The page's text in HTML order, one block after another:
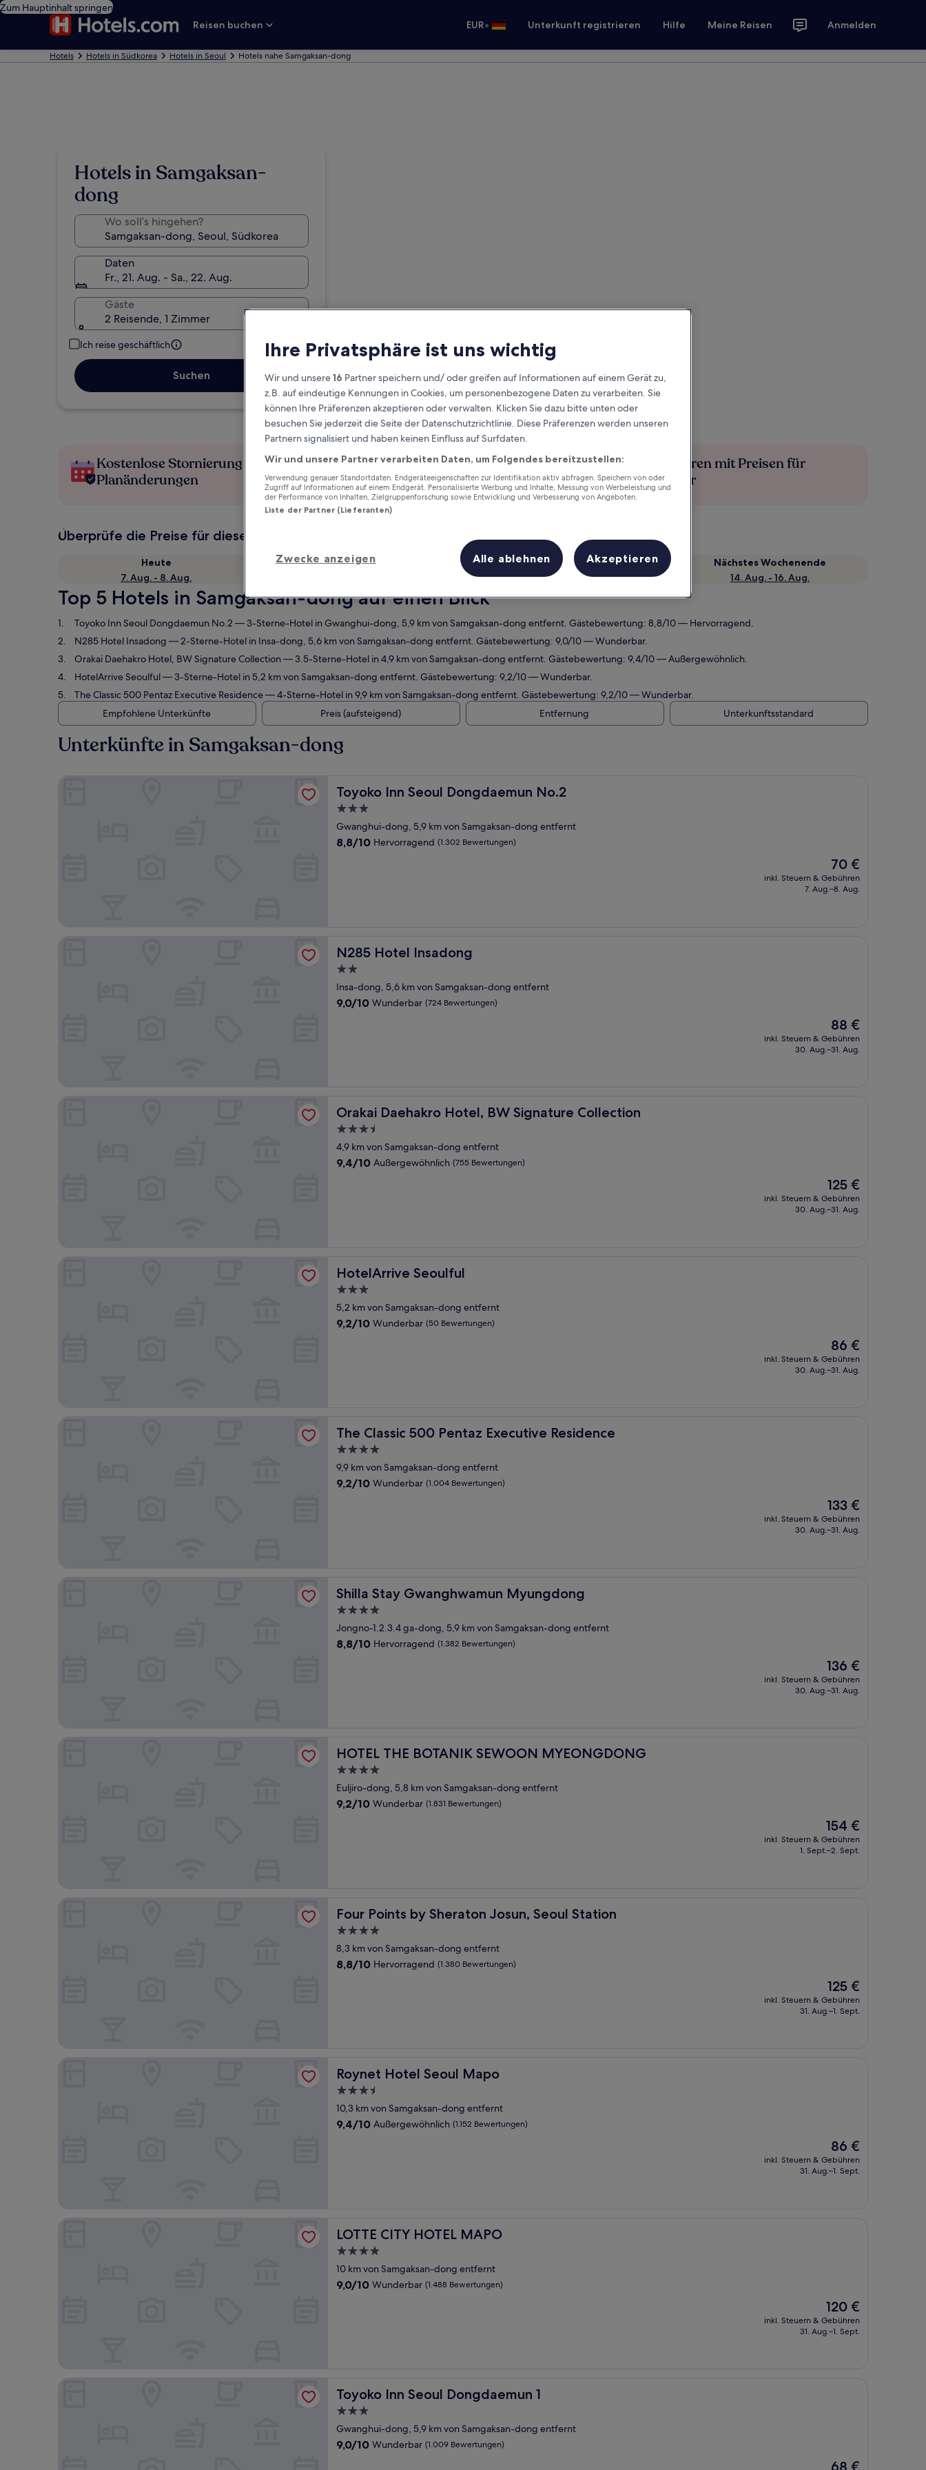
Zum Hauptinhalt springen
Reisen buchen
EUR• Unterkunft registrieren Hilfe Meine Reisen Anmelden
Hotels Hotels in Südkorea Hotels in Seoul Hotels nahe Samgaksan-dong
Hotels in Samgaksan-
dong
Wo soll’s hingehen?
Daten
Fr., 21. Aug. - Sa., 22. Aug.
Gäste
2 Reisende, 1 Zimmer
Ich reise geschäftlich
Suchen
Kostenlose Stornierung bei
Planänderungen
Verdiene Prämien für jede
wahrgenommene Übernachtung
Mehr sparen mit Preisen für
Mitglieder
Überprüfe die Preise für diese Daten
Heute
7. Aug. - 8. Aug.
Morgen
Dieses Wochenende
7. Aug. - 9. Aug.
Nächstes Wochenende
14. Aug. - 16. Aug.
Top 5 Hotels in Samgaksan-dong auf einen Blick
Toyoko Inn Seoul Dongdaemun No.2 — 3-Sterne-Hotel in Gwanghui-dong, 5,9 km von Samgaksan-dong entfernt. Gästebewertung: 8,8/10 — Hervorragend.
N285 Hotel Insadong — 2-Sterne-Hotel in Insa-dong, 5,6 km von Samgaksan-dong entfernt. Gästebewertung: 9,0/10 — Wunderbar.
Orakai Daehakro Hotel, BW Signature Collection— 3.5-Sterne-Hotel in 4,9 km von Samgaksan-dong entfernt. Gästebewertung: 9,4/10 — Außergewöhnlich.
HotelArrive Seoulful— 3-Sterne-Hotel in 5,2 km von Samgaksan-dong entfernt. Gästebewertung: 9,2/10 — Wunderbar.
The Classic 500 Pentaz Executive Residence— 4-Sterne-Hotel in 9,9 km von Samgaksan-dong entfernt. Gästebewertung: 9,2/10 — Wunderbar.
Empfohlene Unterkünfte
Preis (aufsteigend) Entfernung Unterkunftsstandard
Unterkünfte in Samgaksan-dong
Toyoko Inn Seoul Dongdaemun No.2
Toyoko Inn Seoul Dongdaemun No.2
3.0-
Sterne-
Unterkunft
Gwanghui-dong, 5,9 km von Samgaksan-dong entfernt
8.8
8,8/10 Hervorragend (1.302 Bewertungen)
Der
Preis
beträgt
70 €
inkl. Steuern & Gebühren
7. Aug.–8. Aug.
N285 Hotel Insadong
N285 Hotel Insadong
2.0-
Sterne-
Unterkunft
Insa-dong, 5,6 km von Samgaksan-dong entfernt
9.0
9,0/10 Wunderbar (724 Bewertungen)
Der
Preis
beträgt
88 €
inkl. Steuern & Gebühren
30. Aug.–31. Aug.
N285 Hotel Insadong
Orakai Daehakro Hotel, BW Signature Collection
Orakai Daehakro Hotel, BW Signature Collection
3.5-
Sterne-
Unterkunft
4,9 km von Samgaksan-dong entfernt
9.4
9,4/10 Außergewöhnlich (755 Bewertungen)
Der
Preis
beträgt
125 €
inkl. Steuern & Gebühren
30. Aug.–31. Aug.
HotelArrive Seoulful
HotelArrive Seoulful
3.0-
Sterne-
Unterkunft
5,2 km von Samgaksan-dong entfernt
9.2
9,2/10 Wunderbar (50 Bewertungen)
Der
Preis
beträgt
86 €
inkl. Steuern & Gebühren
30. Aug.–31. Aug.
HotelArrive Seoulful
The Classic 500 Pentaz Executive Residence
The Classic 500 Pentaz Executive Residence
4.0-
Sterne-
Unterkunft
9,9 km von Samgaksan-dong entfernt
9.2
9,2/10 Wunderbar (1.004 Bewertungen)
Der
Preis
beträgt
133 €
inkl. Steuern & Gebühren
30. Aug.–31. Aug.
Shilla Stay Gwanghwamun Myungdong
Shilla Stay Gwanghwamun Myungdong
4.0-
Sterne-
Unterkunft
Jongno-1.2.3.4 ga-dong, 5,9 km von Samgaksan-dong entfernt
8.8
8,8/10 Hervorragend (1.382 Bewertungen)
Der
Preis
beträgt
136 €
inkl. Steuern & Gebühren
30. Aug.–31. Aug.
Shilla Stay Gwanghwamun Myungdong
HOTEL THE BOTANIK SEWOON MYEONGDONG
HOTEL THE BOTANIK SEWOON MYEONGDONG
4.0-
Sterne-
Unterkunft
Euljiro-dong, 5,8 km von Samgaksan-dong entfernt
9.2
9,2/10 Wunderbar (1.831 Bewertungen)
Der
Preis
beträgt
154 €
inkl. Steuern & Gebühren
1. Sept.–2. Sept.
Four Points by Sheraton Josun, Seoul Station
Four Points by Sheraton Josun, Seoul Station
4.0-
Sterne-
Unterkunft
8,3 km von Samgaksan-dong entfernt
8.8
8,8/10 Hervorragend (1.380 Bewertungen)
Der
Preis
beträgt
125 €
inkl. Steuern & Gebühren
31. Aug.–1. Sept.
Four Points by Sheraton Josun, Seoul Station
Roynet Hotel Seoul Mapo
Roynet Hotel Seoul Mapo
3.5-
Sterne-
Unterkunft
10,3 km von Samgaksan-dong entfernt
9.4
9,4/10 Außergewöhnlich (1.152 Bewertungen)
Der
Preis
beträgt
86 €
inkl. Steuern & Gebühren
31. Aug.–1. Sept.
LOTTE CITY HOTEL MAPO
LOTTE CITY HOTEL MAPO
4.0-
Sterne-
Unterkunft
10 km von Samgaksan-dong entfernt
9.0
9,0/10 Wunderbar (1.488 Bewertungen)
Der
Preis
beträgt
120 €
inkl. Steuern & Gebühren
31. Aug.–1. Sept.
LOTTE CITY HOTEL MAPO
Toyoko Inn Seoul Dongdaemun 1
Toyoko Inn Seoul Dongdaemun 1
3.0-
Sterne-
Unterkunft
Gwanghui-dong, 5,9 km von Samgaksan-dong entfernt
9.0
9,0/10 Wunderbar (1.009 Bewertungen)
Der
68 €
Ihre Privatsphäre ist uns wichtig
Wir und unsere16 Partner speichern und/ oder greifen auf Informationen auf einem Gerät zu,
z.B. auf eindeutige Kennungen in Cookies, um personenbezogene Daten zu verarbeiten. Sie
können Ihre Präferenzen akzeptieren oder verwalten. Klicken Sie dazu bitte unten oder
besuchen Sie jederzeit die Seite der Datenschutzrichtlinie. Diese Präferenzen werden unseren
Partnern signalisiert und haben keinen Einfluss auf Surfdaten.
Wir und unsere Partner verarbeiten Daten, um Folgendes bereitzustellen:
Verwendung genauer Standortdaten. Endgeräteeigenschaften zur Identifikation aktiv abfragen. Speichern von oder
Zugriff auf Informationen auf einem Endgerät. Personalisierte Werbung und Inhalte, Messung von Werbeleistung und
der Performance von Inhalten, Zielgruppenforschung sowie Entwicklung und Verbesserung von Angeboten.
Liste der Partner (Lieferanten)
Zwecke anzeigen Alle ablehnen Akzeptieren